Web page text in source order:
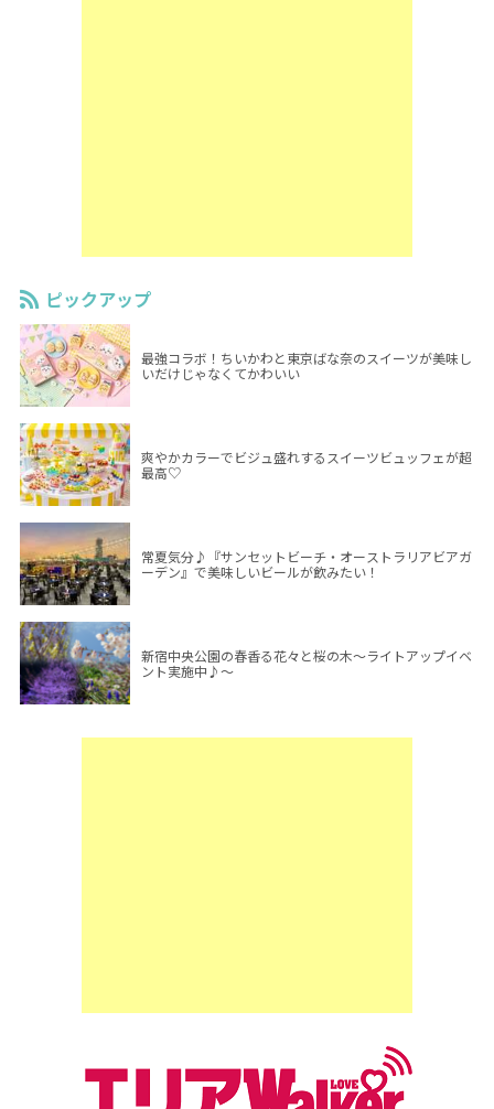
ピックアップ
最強コラボ！ちいかわと東京ばな奈のスイーツが美味し
いだけじゃなくてかわいい
爽やかカラーでビジュ盛れするスイーツビュッフェが超
最高♡
常夏気分♪『サンセットビーチ・オーストラリアビアガ
ーデン』で美味しいビールが飲みたい！
新宿中央公園の春香る花々と桜の木～ライトアップイベ
ント実施中♪～